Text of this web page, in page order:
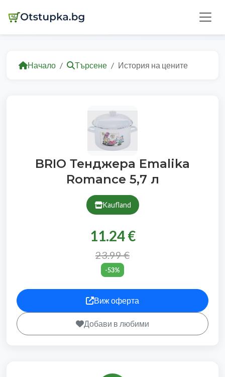
Начало Търсене История на цените
BRIO Тенджера Emalika
Romance 5,7 л
Kaufland
11.24 €
23.99 €
-53%
Виж оферта
Добави в любими